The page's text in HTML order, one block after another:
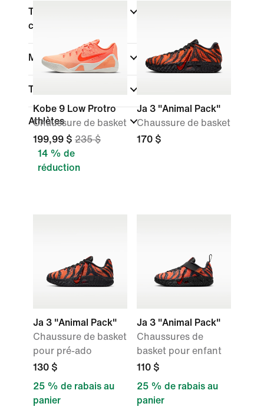
Type de coupe des
chaussures
Marque
Technologie
Athlètes
Kobe 9 Low Protro
Chaussure de basket
199,99 $ 235 $
14 % de
réduction
Ja 3 "Animal Pack"
Chaussure de basket
170 $
Ja 3 "Animal Pack"
Chaussure de basket
pour pré-ado
130 $
25 % de rabais au
panier
Ja 3 "Animal Pack"
Chaussures de
basket pour enfant
110 $
25 % de rabais au
panier